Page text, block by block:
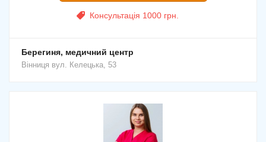
Консультація 1000 грн.
Берегиня, медичний центр
Вінниця вул. Келецька, 53